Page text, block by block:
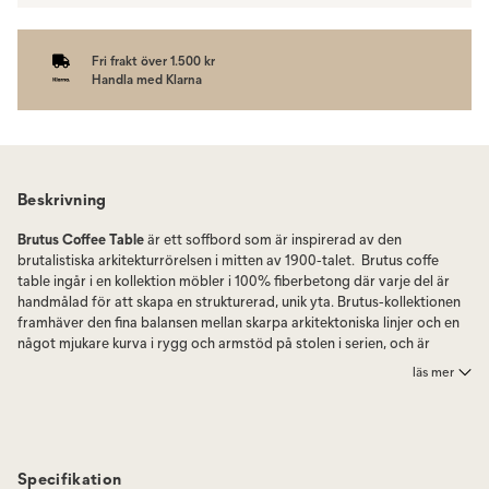
Fri frakt över 1.500 kr
Handla med Klarna
Beskrivning
Brutus Coffee Tableär ett soffbord som är inspirerad av den
brutalistiska arkitekturrörelsen i mitten av 1900-talet. Brutus coffe
table ingår i en kollektion möbler i 100% fiberbetong där varje del är
handmålad för att skapa en strukturerad, unik yta. Brutus-kollektionen
framhäver den fina balansen mellan skarpa arkitektoniska linjer och en
något mjukare kurva i rygg och armstöd på stolen i serien, och är
skulpturala statementpjäser med en cool och övertygande design.
en fåtölj, en pall och ett soffbord gjutna i lättfiberbetong som skapar
läs mer
Specifikation